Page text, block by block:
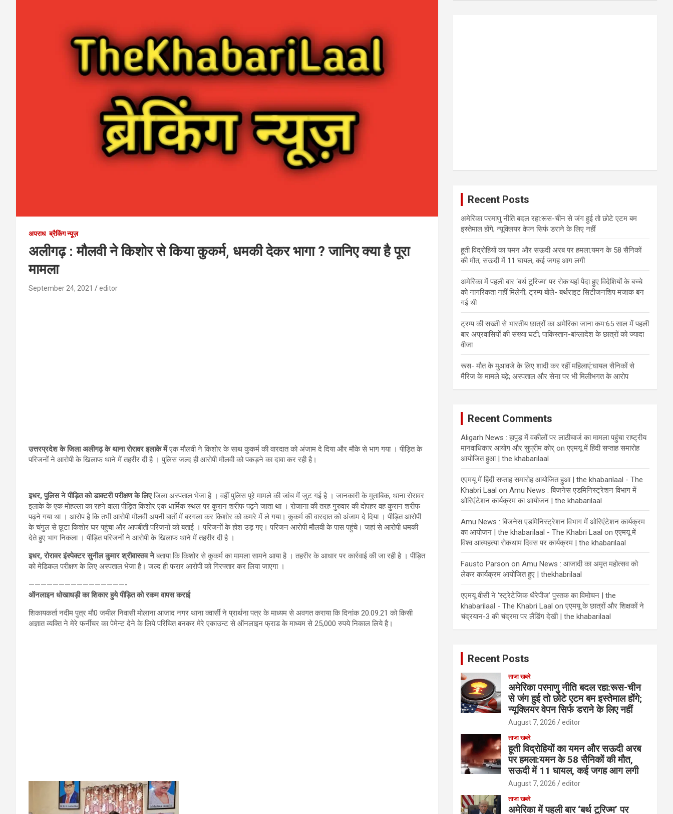
अपराध ब्रैकिंग न्यूज़
अलीगढ़ : मौलवी ने किशोर से किया कुकर्म, धमकी देकर भागा ? जानिए क्या है पूरा
मामला
September 24, 2021 editor
उत्तरप्रदेश के जिला अलीगढ़ के थाना रोरावर इलाके मेंएक मौलवी ने किशोर के साथ कुकर्म की वारदात को अंजाम दे दिया और मौके से भाग गया । पीड़ित के
परिजनों ने आरोपी के खिलाफ थाने में तहरीर दी है । पुलिस जल्द ही आरोपी मौलवी को पकड़ने का दावा कर रही है।
इधर, पुलिस ने पीड़ित को डाक्टरी परीक्षण के लिएजिला अस्पताल भेजा है । वहीं पुलिस पूरे मामले की जांच में जुट गई है । जानकारी के मुताबिक, थाना रोरावर
इलाके के एक मोहल्ला का रहने वाला पीड़ित किशोर एक धार्मिक स्थल पर कुरान शरीफ पढ़ने जाता था । रोजाना की तरह गुरुवार की दोपहर वह कुरान शरीफ
पढ़ने गया था । आरोप है कि तभी आरोपी मौलवी अपनी बातों में बरगला कर किशोर को कमरे में ले गया। कुकर्म की वारदात को अंजाम दे दिया । पीड़ित आरोपी
के चंगुल से छूटा किशोर घर पहुंचा और आपबीती परिजनों को बताई । परिजनों के होश उड़ गए। परिजन आरोपी मौलवी के पास पहुंचे। जहां से आरोपी धमकी
देते हुए भाग निकला । पीड़ित परिजनों ने आरोपी के खिलाफ थाने में तहरीर दी है ।
इधर, रोरावर इंस्पेक्टर सुनील कुमार श्रीवास्तव नेबताया कि किशोर से कुकर्म का मामला सामने आया है । तहरीर के आधार पर कार्रवाई की जा रही है । पीड़ित
को मेडिकल परीक्षण के लिए अस्पताल भेजा है। जल्द ही फरार आरोपी को गिरफ्तार कर लिया जाएगा ।
————————————————-
ऑनलाइन धोखाधड़ी का शिकार हुये पीड़ित को रकम वापस कराई
शिकायकर्ता नदीम पुत्र मौ0 जमील निवासी मोलाना आजाद नगर थाना क्वार्सी ने प्रार्थना पत्र के माध्यम से अवगत कराया कि दिनांक 20.09.21 को किसी
अज्ञात व्यक्ति ने मेरे फर्नीचर का पेमेन्ट देने के लिये परिचित बनकर मेरे एकाउन्ट से ऑनलाइन फ्राड के माध्यम से 25,000 रुपये निकाल लिये है।
Recent Posts
अमेरिका परमाणु नीति बदल रहा:रूस-चीन से जंग हुई तो छोटे एटम बम
इस्तेमाल होंगे; न्यूक्लियर वेपन सिर्फ डराने के लिए नहीं
हूती विद्रोहियों का यमन और सऊदी अरब पर हमला:यमन के 58 सैनिकों
की मौत, सऊदी में 11 घायल, कई जगह आग लगी
अमेरिका में पहली बार ‘बर्थ टूरिज्म’ पर रोक:यहां पैदा हुए विदेशियों के बच्चे
को नागरिकता नहीं मिलेगी; ट्रम्प बोले- बर्थराइट सिटीजनशिप मजाक बन
गई थी
ट्रम्प की सख्ती से भारतीय छात्रों का अमेरिका जाना कम:65 साल में पहली
बार अप्रवासियों की संख्या घटी; पाकिस्तान-बांग्लादेश के छात्रों को ज्यादा
वीजा
रूस- मौत के मुआवजे के लिए शादी कर रहीं महिलाएं:घायल सैनिकों से
मैरिज के मामले बढ़े; अस्पताल और सेना पर भी मिलीभगत के आरोप
Recent Comments
Aligarh News : हापुड़ में वकीलों पर लाठीचार्ज का मामला पहुंचा राष्ट्रीय
मानवाधिकार आयोग और सुप्रीम कोर् onएएमयू में हिंदी सप्ताह समारोह
आयोजित हुआ | the khabarilaal
एएमयू में हिंदी सप्ताह समारोह आयोजित हुआ | the khabarilaal - The
Khabri Laal onAmu News : बिजनेस एडमिनिस्ट्रेशन विभाग में
ओरिएंटेशन कार्यक्रम का आयोजन | the khabarilaal
Amu News : बिजनेस एडमिनिस्ट्रेशन विभाग में ओरिएंटेशन कार्यक्रम
का आयोजन | the khabarilaal - The Khabri Laal onएएमयू में
विश्व आत्महत्या रोकथाम दिवस पर कार्यक्रम | the khabarilaal
Fausto Parson onAmu News : आजादी का अमृत महोत्सव को
लेकर कार्यक्रम आयोजित हुए | thekhabrilaal
एएमयू वीसी ने ‘स्ट्रेटेजिक थैरेपीज’ पुस्तक का विमोचन | the
khabarilaal - The Khabri Laal onएएमयू के छात्रों और शिक्षकों ने
चंद्रयान-3 की चंद्रमा पर लैंडिंग देखी | the khabarilaal
Recent Posts
ताजा खबरे
अमेरिका परमाणु नीति बदल रहा:रूस-चीन
से जंग हुई तो छोटे एटम बम इस्तेमाल होंगे;
न्यूक्लियर वेपन सिर्फ डराने के लिए नहीं
August 7, 2026 editor
ताजा खबरे
हूती विद्रोहियों का यमन और सऊदी अरब
पर हमला:यमन के 58 सैनिकों की मौत,
सऊदी में 11 घायल, कई जगह आग लगी
August 7, 2026 editor
ताजा खबरे
अमेरिका में पहली बार ‘बर्थ टूरिज्म’ पर